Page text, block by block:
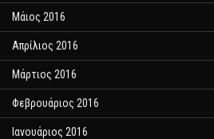
Μάιος 2016
Απρίλιος 2016
Μάρτιος 2016
Φεβρουάριος 2016
Ιανουάριος 2016